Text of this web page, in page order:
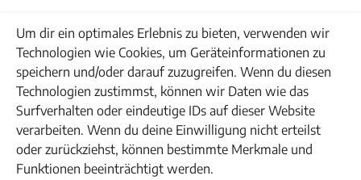
Um dir ein optimales Erlebnis zu bieten, verwenden wir
Technologien wie Cookies, um Geräteinformationen zu
speichern und/oder darauf zuzugreifen. Wenn du diesen
Technologien zustimmst, können wir Daten wie das
Surfverhalten oder eindeutige IDs auf dieser Website
verarbeiten. Wenn du deine Einwilligung nicht erteilst
oder zurückziehst, können bestimmte Merkmale und
Funktionen beeinträchtigt werden.
GEWO Feinmechanik GmbH & Co. KG